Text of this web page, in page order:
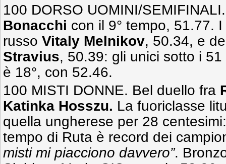
100 DORSO UOMINI/
Bonacchi con il 9° tempo, 51.77.
russo Vitaly Melnikov, 50.34, e
Stravius, 50.39: gli unici sotto i
è 18°, con 52.46.
100 MISTI DONNE. Bel duello fra
Katinka Hosszu. La fuoriclasse
quella ungherese per 28
tempo di Ruta è record dei
misti mi piacciono davvero”.